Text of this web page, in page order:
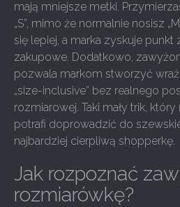
mają mniejsze metki.
„S”, mimo że normalnie nosisz
się lepiej, a marka zyskuje punkt
zakupowe. Dodatkowo,
pozwala markom stworzyć
„size-inclusive” bez realnego
rozmiarowej. Taki mały trik,
potrafi doprowadzić do
najbardziej cierpliwą shopperkę.
Jak rozpoznać
rozmiarówkę?